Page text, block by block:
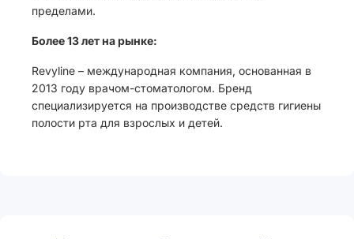
пределами.
Более 13 лет на рынке:
Revyline – международная компания, основанная в
2013 году врачом-стоматологом. Бренд
специализируется на производстве средств гигиены
полости рта для взрослых и детей.